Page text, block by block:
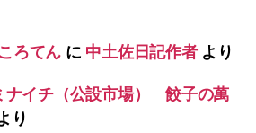
ろてん に 中土佐日記作者より
イチ（公設市場） 餃子の萬
り